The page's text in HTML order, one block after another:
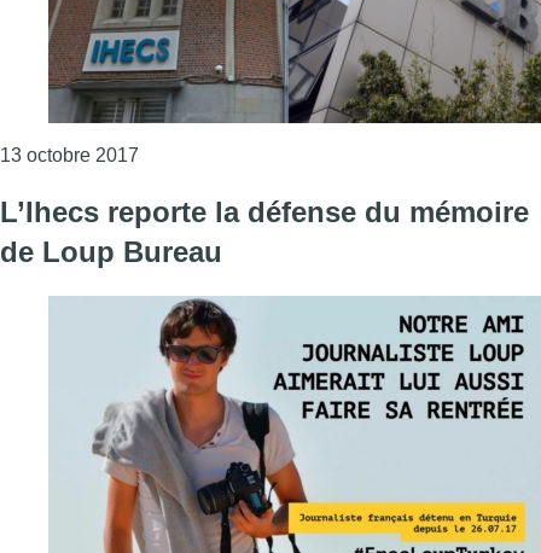
13 octobre 2017
L’Ihecs reporte la défense du mémoire
de Loup Bureau